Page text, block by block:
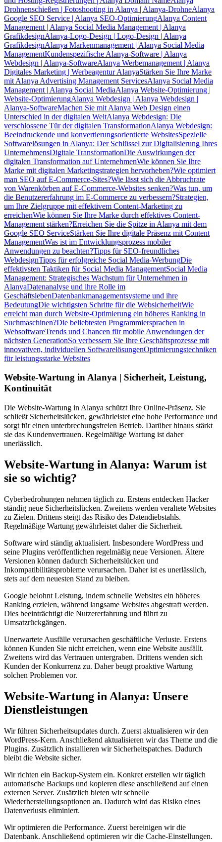
Drohnenschießen | Fotoshooting in Alanya | Alanya-DrohneAlanya
Google SEO Service | Alanya SEO-OptimierungAlanya Content
Management | Alanya Social Media Management | Alanya
GrafikdesignAlanya-Logo-Design | Logo-Design | Alanya
GrafikdesignAlanya Markenmanagement | Alanya Social Media
ManagementKundenspezifische Alanya-Software | Alanya
Webdesign | Alanya-SoftwareAlanya Werbemanagement | Alanya
Digitales Marketing | Werbeagentur AlanyaStärken Sie Ihre Marke
mit Alanya Advertising Management ServicesAlanya Social Media
Management | Alanya Social MediaAlanya Website-Optimierung |
Website-OptimierungAlanya Webdesign | Alanya Webdesign |
Alanya-SoftwareMachen Sie mit Alanya Web Design einen
Unterschied in der digitalen WeltAlanya Webdesign: Die
verschlossene Tür der digitalen TransformationAlanya Webdesign:
Beeindruckende und konvertierungsorientierte WebsitesSpezielle
Softwarelösungen in Alanya: Der Schlüssel zur Digitalisierung Ihres
UnternehmensDigitale TransformationDie Auswirkungen der
digitalen Transformation auf UnternehmenWie können Sie Ihre
Marke mit digitalen Marketingstrategien hervorheben?Wie optimiert
man SEO auf E-Commerce-Sites?Wie lässt sich die Abbruchrate
von Warenkörben auf E-Commerce-Websites senken?Was tun, um
die Benutzererfahrung im E-Commerce zu verbessern?Strategien,
um Ihre Zielgruppe mit effektivem Content-Marketing zu
erreichenWie können Sie Ihre Marke durch effektives Content-
Management stärken?Erreichen Sie die Spitze in Alanya mit dem
Google SEO ServiceStärken Sie Ihre digitale Präsenz mit Content
ManagementWas ist im Entwicklungsprozess mobiler
Anwendungen zu beachten?Tipps für SEO-freundliches
WebdesignTipps für erfolgreiche Social Media-WerbungDie
effektivsten Taktiken für Social Media ManagementSocial Media
Management: Strategisches Wachstum für Unternehmen in
AlanyaDatenanalyse und ihre Rolle im
GeschäftslebenDatenbankmanagementsysteme und ihre
BedeutungDie wichtigsten Schritte für die WebsicherheitWie
erreicht man durch Website-Optimierung ein höheres Ranking in
Suchmaschinen?Die beliebtesten Programmiersprachen in
WebsoftwareTrends und Chancen für mobile Anwendungen der
nächsten GenerationSo verbessern Sie Ihre Geschäftsprozesse mit
innovativen, individuellen SoftwarelösungenOptimierungstechniken
für leistungsstarke Websites
Website-Wartung in Alanya | Sicherheit, Leistung,
Kontinuität
Die Website-Wartung in Alanya schützt Ihre Online-Präsenz. Sie
schließt Sicherheitslücken, gewährleistet eine hohe Performance und
sorgt für einen unterbrechungsfreien Betrieb. Darüber hinaus stärkt
sie das Kundenvertrauen. Regelmäßige Wartung ist daher
unerlässlich.
Website-Wartung in Alanya: Warum ist
sie so wichtig?
Cyberbedrohungen nehmen täglich zu. Erstens entdecken Hacker
ständig neue Sicherheitslücken. Zweitens werden veraltete Websites
zu Zielen. Drittens steigt das Risiko des Datendiebstahls.
Regelmäßige Wartung gewährleistet daher die Sicherheit.
Software wird ständig aktualisiert. Insbesondere WordPress und
seine Plugins veröffentlichen regelmäßig neue Versionen. Ältere
Versionen können dadurch Sicherheitslücken und
Inkompatibilitätsprobleme verursachen. Daher ist es unerlässlich,
stets auf dem neuesten Stand zu bleiben.
Google belohnt Leistung, indem schnelle Websites ein höheres
Ranking erzielen, während langsame Websites abgestraft werden.
Dies beeinträchtigt die Nutzererfahrung und führt zu
Umsatzrückgängen.
Unerwartete Ausfälle verursachen geschäftliche Verluste. Erstens
können Kunden Sie nicht erreichen, wenn eine Website ausfällt.
Zweitens wird das Vertrauen untergraben. Drittens wenden sich
Kunden der Konkurrenz zu. Daher beugt proaktive Wartung
solchen Problemen vor.
Website-Wartung in Alanya: Unsere
Dienstleistungen
Wir führen Sicherheitsupdates durch. Zuerst aktualisieren wir den
WordPress-Kern. Anschließend aktualisieren wir das Theme und die
Plugins. Zusätzlich installieren wir Sicherheitspatches. Dadurch
bleibt die Website sicher.
Wir richten ein Backup-System ein. Konkret erstellen wir täglich
automatische Backups und kopieren diese anschließend auf einen
externen Server. Zusätzlich bieten wir schnelle
Wiederherstellungsoptionen an. Dadurch wird das Risiko eines
Datenverlusts eliminiert.
Wir optimieren die Performance. Zuerst bereinigen wir die
Datenbank. Anschließend optimieren wir die Cache-Einstellungen.